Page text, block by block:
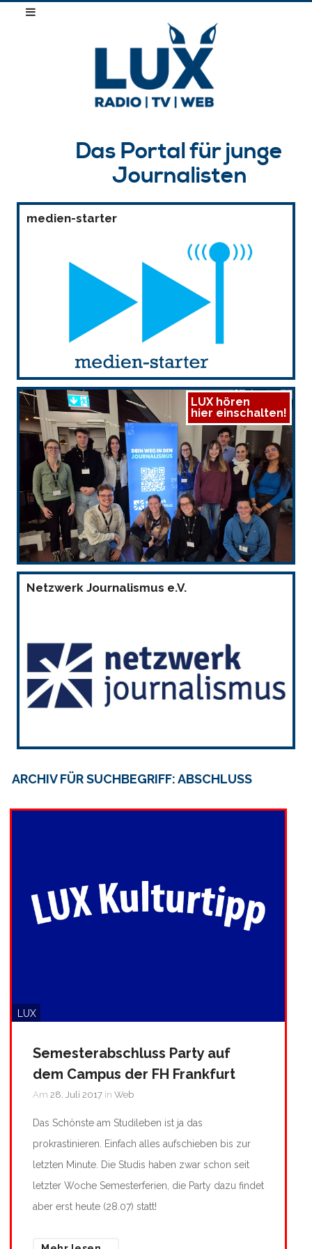
Das Portal für junge
Journalisten
medien-starter
LUX hören
hier einschalten!
Netzwerk Journalismus e.V.
ARCHIV FÜR SUCHBEGRIFF: ABSCHLUSS
LUX
Semesterabschluss Party auf
dem Campus der FH Frankfurt
Am 28. Juli 2017 in Web
Das Schönste am Studileben ist ja das
prokrastinieren. Einfach alles aufschieben bis zur
letzten Minute. Die Studis haben zwar schon seit
letzter Woche Semesterferien, die Party dazu findet
aber erst heute (28.07) statt!